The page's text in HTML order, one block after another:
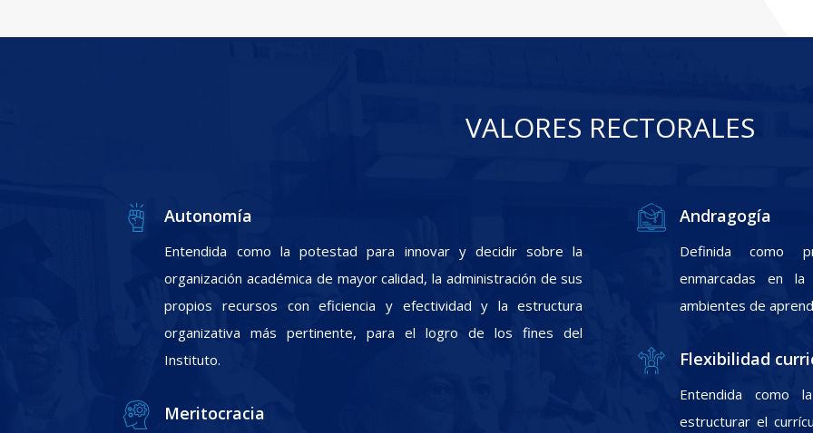
VALORES RECTORALES
Autonomía
Entendida como la potestad para innovar y decidir sobre la
organización académica de mayor calidad, la administración de sus
propios recursos con eficiencia y efectividad y la estructura
organizativa más pertinente, para el logro de los fines del
Instituto.
Meritocracia
Andragogía
Definida como
enmarcadas en
ambientes de
Flexibilidad
Entendida como
estructurar el